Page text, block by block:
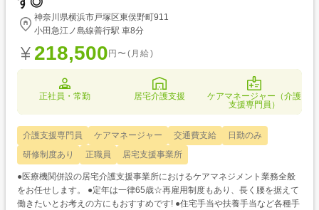
神奈川県横浜市戸塚区東俣野町911
小田急江ノ島線善行駅 車8分
218,500 円〜(月給)
正社員・常勤 居宅介護支援
ケアマネージャー（介護
支援専門員）
介護支援専門員 ケアマネージャー 交通費支給
日勤のみ
研修制度あり
正職員 居宅支援事業所
●医療機関併設の居宅介護支援事業所におけるケアマネジメント業務全般
をお任せします。 ●定年は一律65歳☆再雇用制度もあり、長く腰を据えて
働きたいとお考えの方にもおすすめです! ●住宅手当や扶養手当など各種手